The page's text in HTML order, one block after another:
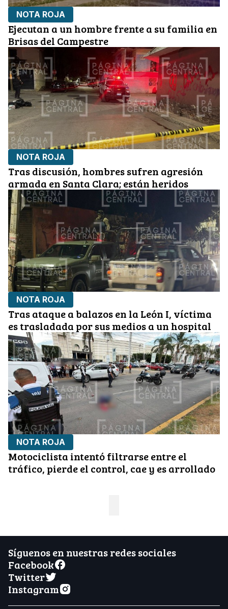
NOTA ROJA
Ejecutan a un hombre frente a su familia en
Brisas del Campestre
NOTA ROJA
Tras discusión, hombres sufren agresión
armada en Santa Clara; están heridos
NOTA ROJA
Tras ataque a balazos en la León I, víctima
es trasladada por sus medios a un hospital
NOTA ROJA
Motociclista intentó filtrarse entre el
tráfico, pierde el control, cae y es arrollado
Síguenos en nuestras redes sociales
Facebook
Twitter
Instagram